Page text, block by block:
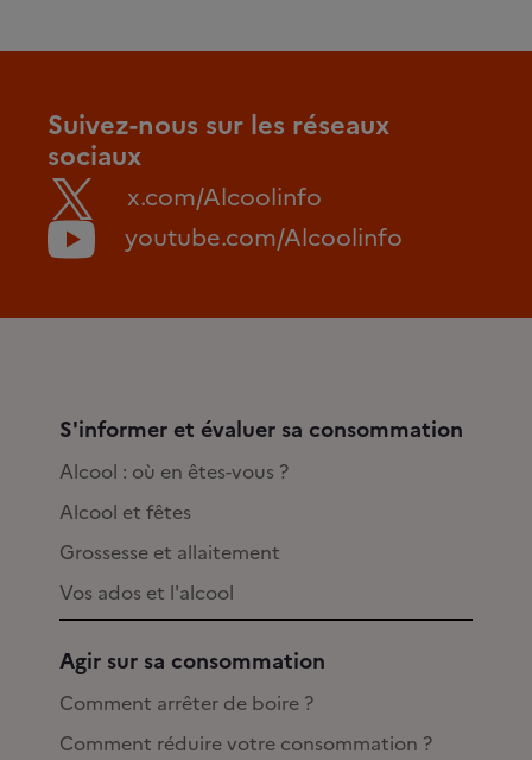
Suivez-nous sur les réseaux
sociaux
x.com/Alcoolinfo
youtube.com/Alcoolinfo
S'informer et évaluer sa consommation
Alcool : où en êtes-vous ?
Alcool et fêtes
Grossesse et allaitement
Vos ados et l'alcool
Agir sur sa consommation
Comment arrêter de boire ?
Comment réduire votre consommation ?